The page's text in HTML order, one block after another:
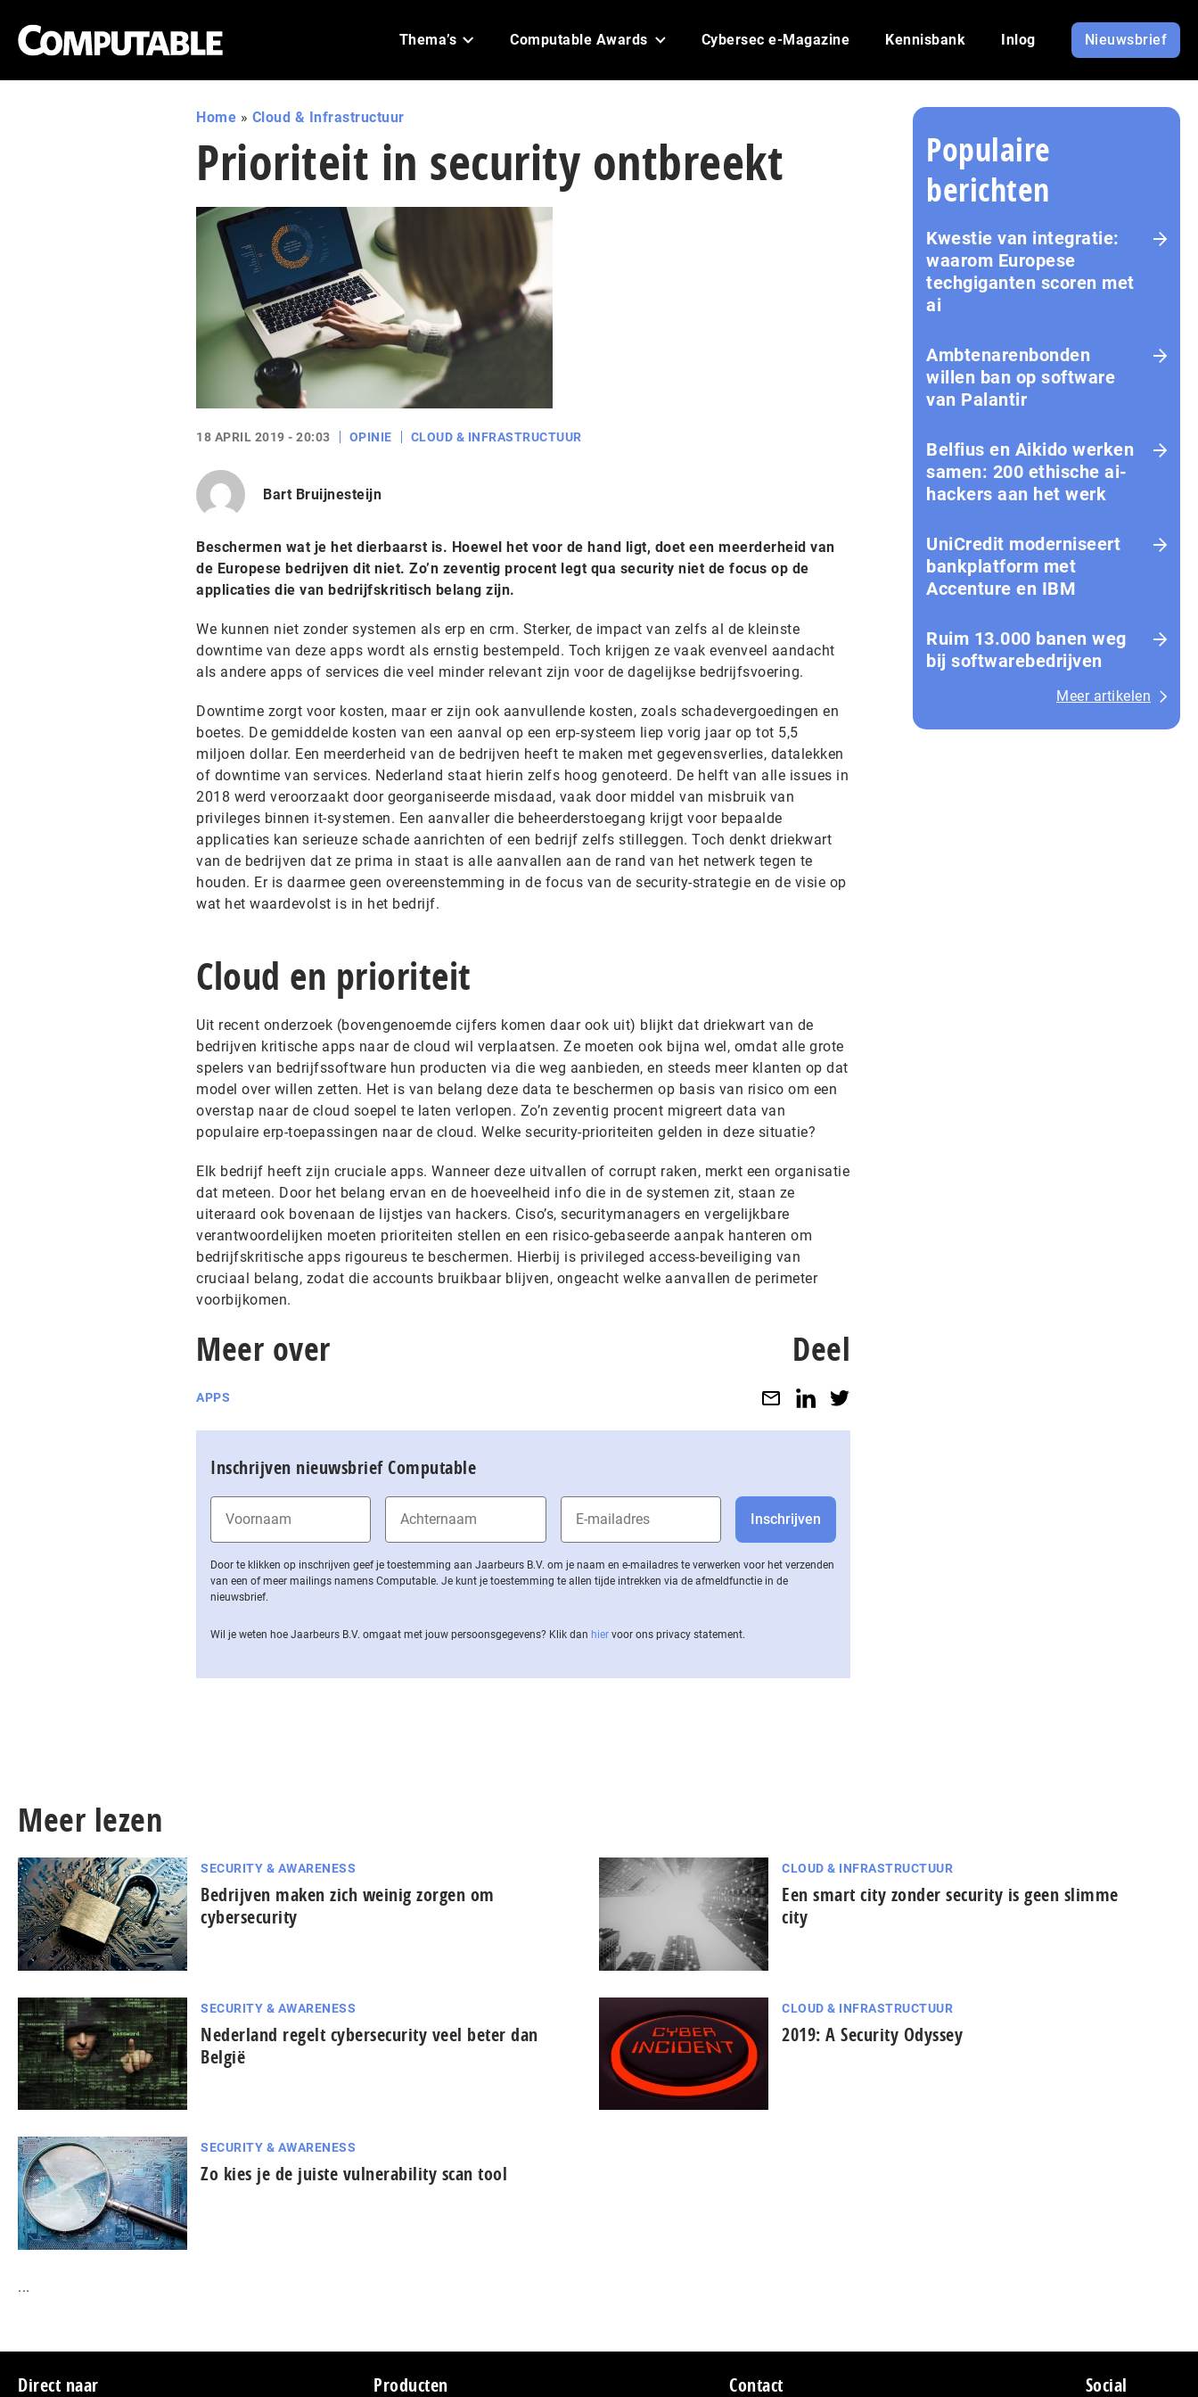
Thema’s Computable Awards Cybersec e-Magazine Kennisbank Inlog Nieuwsbrief
Home » Cloud & Infrastructuur
Prioriteit in security ontbreekt
18 APRIL 2019 - 20:03 OPINIE CLOUD & INFRASTRUCTUUR
Bart Bruijnesteijn
Beschermen wat je het dierbaarst is. Hoewel het voor de hand ligt, doet een meerderheid van
de Europese bedrijven dit niet. Zo’n zeventig procent legt qua security niet de focus op de
applicaties die van bedrijfskritisch belang zijn.
We kunnen niet zonder systemen als erp en crm. Sterker, de impact van zelfs al de kleinste
downtime van deze apps wordt als ernstig bestempeld. Toch krijgen ze vaak evenveel aandacht
als andere apps of services die veel minder relevant zijn voor de dagelijkse bedrijfsvoering.
Downtime zorgt voor kosten, maar er zijn ook aanvullende kosten, zoals schadevergoedingen en
boetes. De gemiddelde kosten van een aanval op een erp-systeem liep vorig jaar op tot 5,5
miljoen dollar. Een meerderheid van de bedrijven heeft te maken met gegevensverlies, datalekken
of downtime van services. Nederland staat hierin zelfs hoog genoteerd. De helft van alle issues in
2018 werd veroorzaakt door georganiseerde misdaad, vaak door middel van misbruik van
privileges binnen it-systemen. Een aanvaller die beheerderstoegang krijgt voor bepaalde
applicaties kan serieuze schade aanrichten of een bedrijf zelfs stilleggen. Toch denkt driekwart
van de bedrijven dat ze prima in staat is alle aanvallen aan de rand van het netwerk tegen te
houden. Er is daarmee geen overeenstemming in de focus van de security-strategie en de visie op
wat het waardevolst is in het bedrijf.
Cloud en prioriteit
Uit recent onderzoek (bovengenoemde cijfers komen daar ook uit) blijkt dat driekwart van de
bedrijven kritische apps naar de cloud wil verplaatsen. Ze moeten ook bijna wel, omdat alle grote
spelers van bedrijfssoftware hun producten via die weg aanbieden, en steeds meer klanten op dat
model over willen zetten. Het is van belang deze data te beschermen op basis van risico om een
overstap naar de cloud soepel te laten verlopen. Zo’n zeventig procent migreert data van
populaire erp-toepassingen naar de cloud. Welke security-prioriteiten gelden in deze situatie?
Elk bedrijf heeft zijn cruciale apps. Wanneer deze uitvallen of corrupt raken, merkt een organisatie
dat meteen. Door het belang ervan en de hoeveelheid info die in de systemen zit, staan ze
uiteraard ook bovenaan de lijstjes van hackers. Ciso’s, securitymanagers en vergelijkbare
verantwoordelijken moeten prioriteiten stellen en een risico-gebaseerde aanpak hanteren om
bedrijfskritische apps rigoureus te beschermen. Hierbij is privileged access-beveiliging van
cruciaal belang, zodat die accounts bruikbaar blijven, ongeacht welke aanvallen de perimeter
voorbijkomen.
Meer over
APPS
Deel
Inschrijven nieuwsbrief Computable
Door te klikken op inschrijven geef je toestemming aan Jaarbeurs B.V. om je naam en e-mailadres te verwerken voor het verzenden
van een of meer mailings namens Computable. Je kunt je toestemming te allen tijde intrekken via de af­meld­func­tie in de
nieuwsbrief.
Wil je weten hoe Jaarbeurs B.V. omgaat met jouw per­soons­ge­ge­vens? Klik dan hier voor ons privacy statement.
Populaire
berichten
Kwestie van integratie:
waarom Europese
techgiganten scoren met
ai
Amb­te­na­ren­bon­den
willen ban op software
van Palantir
Belfius en Aikido werken
samen: 200 ethische ai-
hackers aan het werk
UniCredit moderniseert
bankplatform met
Accenture en IBM
Ruim 13.000 banen weg
bij softwarebedrijven
Meer artikelen
Meer lezen
SECURITY & AWARENESS
Bedrijven maken zich weinig zorgen om
cybersecurity
CLOUD & INFRASTRUCTUUR
Een smart city zonder security is geen slimme
city
SECURITY & AWARENESS
Nederland regelt cybersecurity veel beter dan
België
CLOUD & INFRASTRUCTUUR
2019: A Security Odyssey
SECURITY & AWARENESS
Zo kies je de juiste vulnerability scan tool
...
Direct naar Producten Contact Social